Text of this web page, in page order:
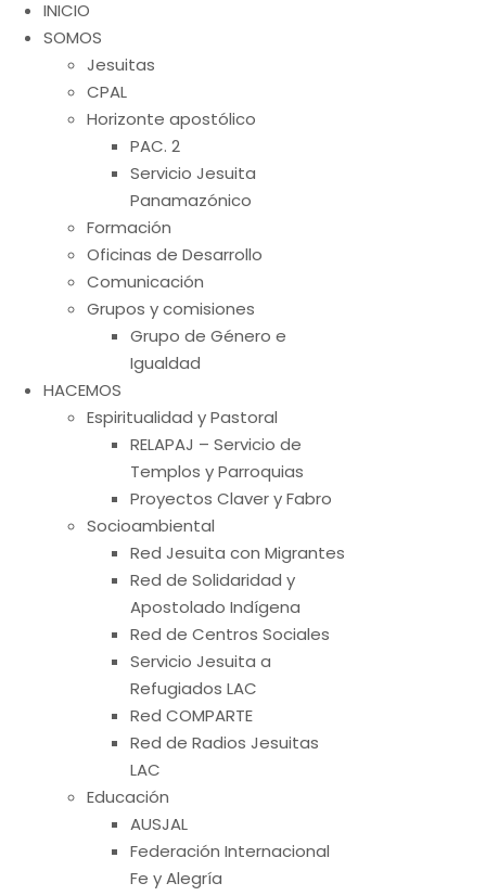
INICIO
SOMOS
Jesuitas
CPAL
Horizonte apostólico
PAC. 2
Servicio Jesuita
Panamazónico
Formación
Oficinas de Desarrollo
Comunicación
Grupos y comisiones
Grupo de Género e
Igualdad
HACEMOS
Espiritualidad y Pastoral
RELAPAJ – Servicio de
Templos y Parroquias
Proyectos Claver y Fabro
Socioambiental
Red Jesuita con Migrantes
Red de Solidaridad y
Apostolado Indígena
Red de Centros Sociales
Servicio Jesuita a
Refugiados LAC
Red COMPARTE
Red de Radios Jesuitas
LAC
Educación
AUSJAL
Federación Internacional
Fe y Alegría